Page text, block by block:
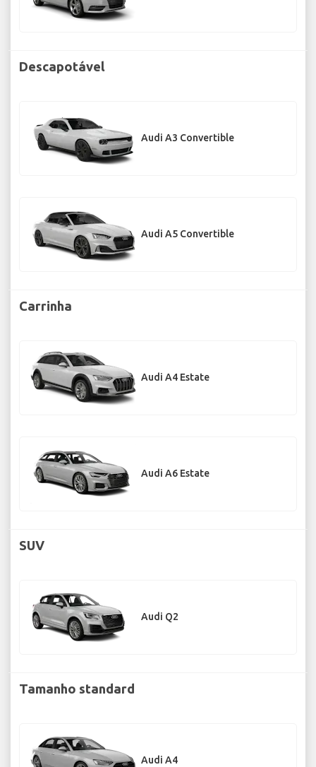
Descapotável
Audi A3 Convertible
Audi A5 Convertible
Carrinha
Audi A4 Estate
Audi A6 Estate
SUV
Audi Q2
Tamanho standard
Audi A4